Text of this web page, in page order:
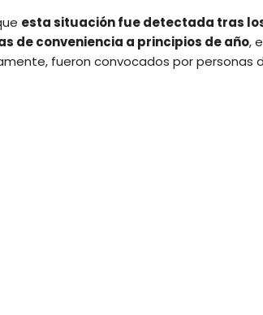
esta situación fue detectada tras
de conveniencia a principios de año,
fueron convocados por personas